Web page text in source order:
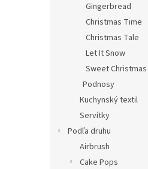
Gingerbread
Christmas Time
Christmas Tale
Let It Snow
Sweet Christmas
Podnosy
Kuchynský textil
Servítky
Podľa druhu
Airbrush
Cake Pops